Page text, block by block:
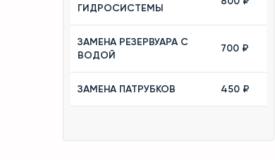
ГИДРОСИСТЕМЫ
ЗАМЕНА РЕЗЕРВУАРА С
ВОДОЙ
700 ₽
ЗАМЕНА ПАТРУБКОВ 450 ₽